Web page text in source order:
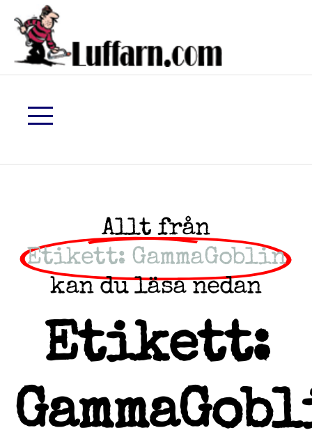
Allt från
Etikett: GammaGoblin
kan du läsa nedan
Etikett: